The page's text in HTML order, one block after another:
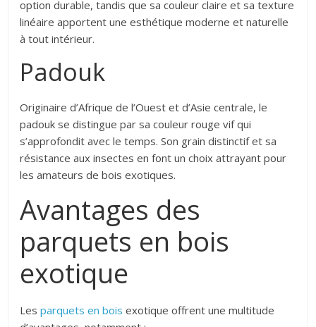
option durable, tandis que sa couleur claire et sa texture
linéaire apportent une esthétique moderne et naturelle
à tout intérieur.
Padouk
Originaire d’Afrique de l’Ouest et d’Asie centrale, le
padouk se distingue par sa couleur rouge vif qui
s’approfondit avec le temps. Son grain distinctif et sa
résistance aux insectes en font un choix attrayant pour
les amateurs de bois exotiques.
Avantages des
parquets en bois
exotique
Lesparquets en bois exotique offrent une multitude